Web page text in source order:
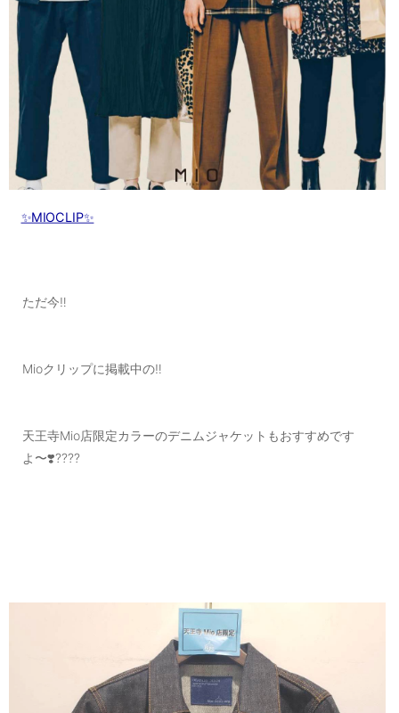
✨MIOCLIP✨
ただ今‼️
Mioクリップに掲載中の‼️
天王寺Mio店限定カラーのデニムジャケットもおすすめです
よ〜❣️????